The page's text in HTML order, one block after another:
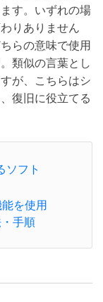
す。いずれの場
りありません
らの意味で使用
類似の言葉とし
が、こちらはシ
復旧に役立てる
ソフト
を使用
手順